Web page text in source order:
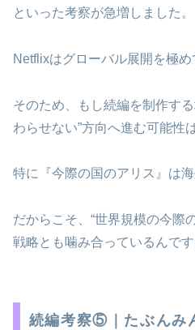
といった考察が急増しました。
Netflixはグローバル展開を極め
そのため、もし続編を制作す
わらせない”方向へ進む可能性
特に『今際の国のアリス』は
だからこそ、“世界規模の今際
戦略とも噛み合っているんです
続編考察⑤｜たぶんみ